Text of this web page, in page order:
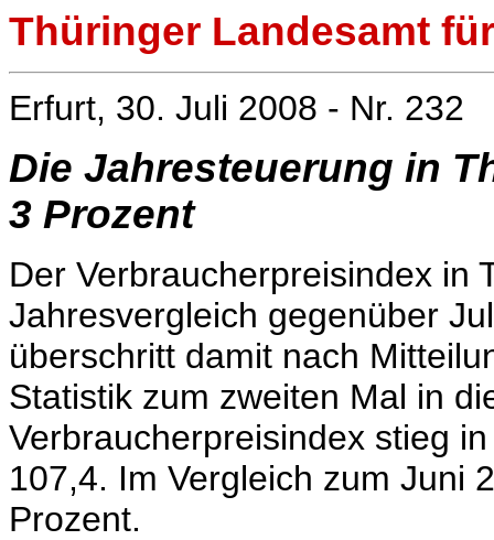
Thüringer Landesamt
Erfurt, 30. Juli 2008 - Nr. 232
Die Jahresteuerung in
3 Prozent
Der Verbraucherpreisindex in
Jahresvergleich gegenüber
überschritt damit nach
Statistik zum zweiten Mal in
Verbraucherpreisindex stieg
107,4. Im Vergleich zum Juni
Prozent.